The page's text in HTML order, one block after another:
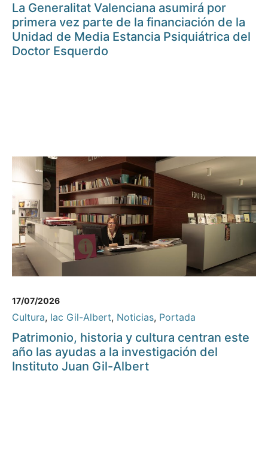
La Generalitat Valenciana asumirá por
primera vez parte de la financiación de la
Unidad de Media Estancia Psiquiátrica del
Doctor Esquerdo
17/07/2026
Cultura, Iac Gil-Albert, Noticias, Portada
Patrimonio, historia y cultura centran este
año las ayudas a la investigación del
Instituto Juan Gil-Albert